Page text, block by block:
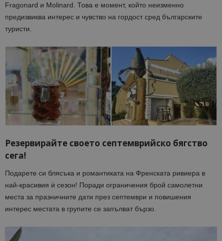
Fragonard и Molinard. Това е момент, който неизменно
предизвиква интерес и чувство на гордост сред българските
туристи.
Резервирайте своето септемврийско бягство
сега!
Подарете си блясъка и романтиката на Френската ривиера в
най-красивия ѝ сезон! Поради ограничения брой самолетни
места за празничните дати през септември и повишения
интерес местата в групите се запълват бързо.